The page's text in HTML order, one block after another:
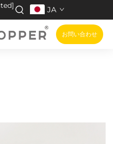
JA
お問い合わせ